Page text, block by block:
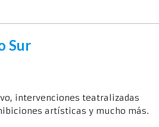
Sur
intervenciones teatralizadas
artísticas y mucho más.